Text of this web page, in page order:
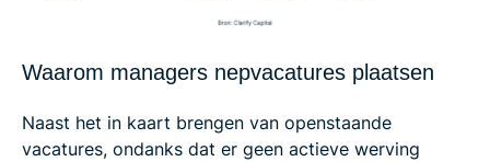
Waarom managers nepvacatures plaatsen
Naast het in kaart brengen van openstaande
vacatures, ondanks dat er geen actieve werving